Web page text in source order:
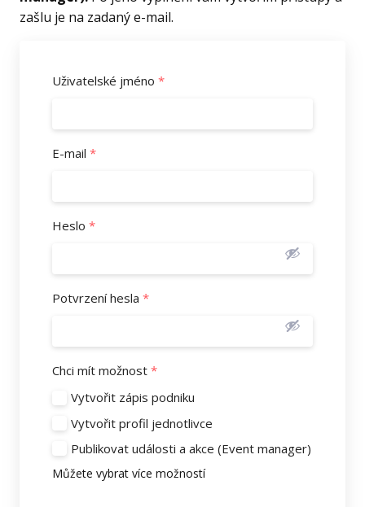
zašlu je na zadaný e-mail.
Uživatelské jméno *
E-mail *
Heslo *
Potvrzení hesla *
Chci mít možnost *
Vytvořit zápis podniku
Vytvořit profil jednotlivce
Publikovat události a akce (Event manager)
Můžete vybrat více možností